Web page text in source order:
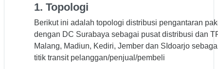
1. Topologi
Berikut ini adalah topologi distribusi pengantaran
dengan DC Surabaya sebagai pusat distribusi dan
Malang, Madiun, Kediri, Jember dan SIdoarjo
titik transit pelanggan/penjual/pembeli